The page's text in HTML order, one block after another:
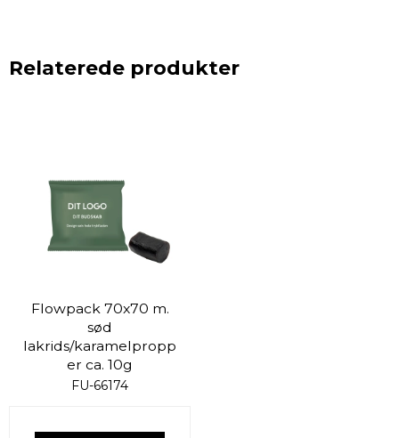
Relaterede produkter
Flowpack 70x70 m.
sød
lakrids/karamelpropp
er ca. 10g
FU-66174